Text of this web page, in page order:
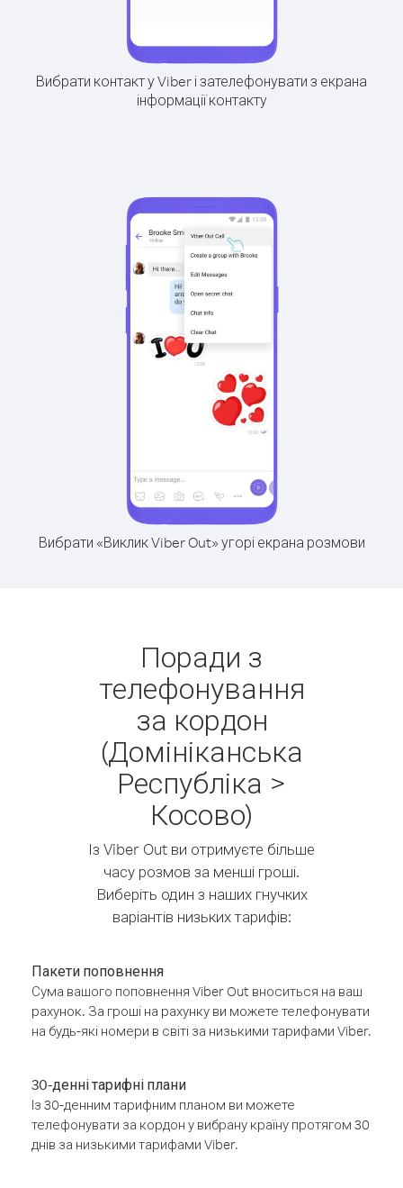
Вибрати контакт у Viber і зателефонувати з екрана
інформації контакту
Вибрати «Виклик Viber Out» угорі екрана розмови
Поради з
телефонування
за кордон
(Домініканська
Республіка >
Косово)
Із Viber Out ви отримуєте більше
часу розмов за менші гроші.
Виберіть один з наших гнучких
варіантів низьких тарифів:
Пакети поповнення
Сума вашого поповнення Viber Out вноситься на ваш
рахунок. За гроші на рахунку ви можете телефонувати
на будь-які номери в світі за низькими тарифами Viber.
30-денні тарифні плани
Із 30-денним тарифним планом ви можете
телефонувати за кордон у вибрану країну протягом 30
днів за низькими тарифами Viber.